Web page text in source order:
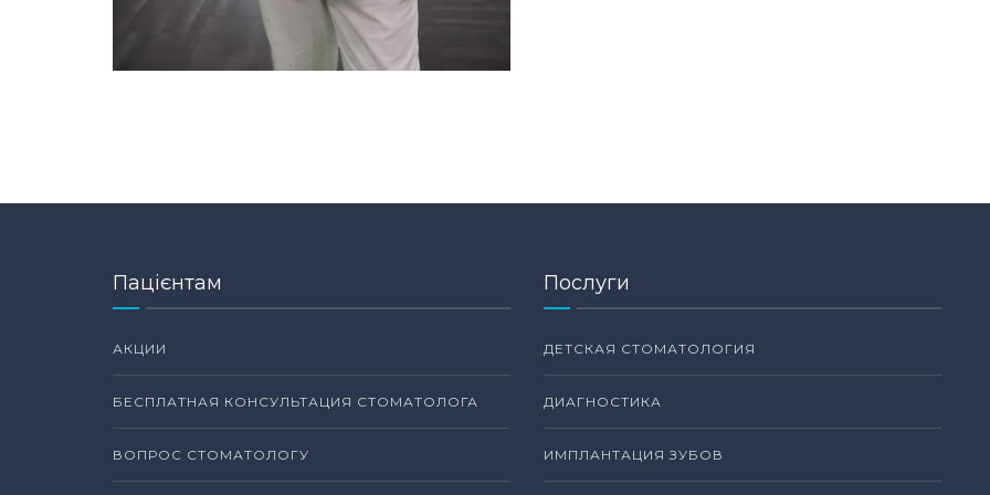
Пацієнтам
АКЦИИ
БЕСПЛАТНАЯ КОНСУЛЬТАЦИЯ СТОМАТОЛОГА
ВОПРОС СТОМАТОЛОГУ
Послуги
ДЕТСКАЯ СТОМАТОЛОГИЯ
ДИАГНОСТИКА
ИМПЛАНТАЦИЯ ЗУБОВ